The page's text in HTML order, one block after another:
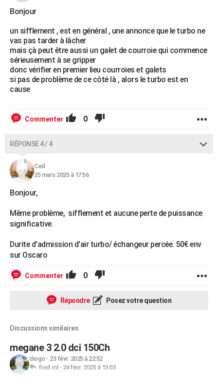
Bonjour
un sifflement , est en général , une annonce que le turbo ne
vas pas tarder à lâcher
mais çà peut être aussi un galet de courroie qui commence
sérieusement à se gripper
donc vérifier en premier lieu courroies et galets
si pas de problème de ce côté là , alors le turbo est en
cause
Commenter 0
RÉPONSE 4 / 4
Ced
25 mars 2025 à 17:56
Bonjour,
Même problème, sifflement et aucune perte de puissance
significative.
Durite d'admission d'air turbo/ échangeur percée. 50€ env
sur Oscaro
Commenter 0
Répondre Posez votre question
Discussions similaires
megane 3 2.0 dci 150Ch
diogo- 23 févr. 2025 à 22:52
fred.ml - 24 févr. 2025 à 13:03